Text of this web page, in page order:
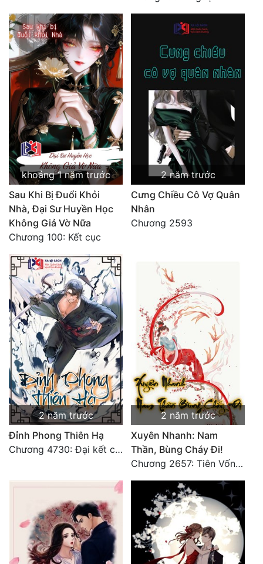
khoảng 1 năm trước
Sau Khi Bị Đuổi Khỏi
Nhà, Đại Sư Huyền Học
Không Giả Vờ Nữa
Chương 100: Kết cục
2 năm trước
Cưng Chiều Cô Vợ Quân
Nhân
Chương 2593
2 năm trước
Đỉnh Phong Thiên Hạ
Chương 4730: Đại kết cục
2 năm trước
Xuyên Nhanh: Nam
Thần, Bùng Cháy Đi!
Chương 2657: Tiên Vốn Vô Lương (15). HẾT.